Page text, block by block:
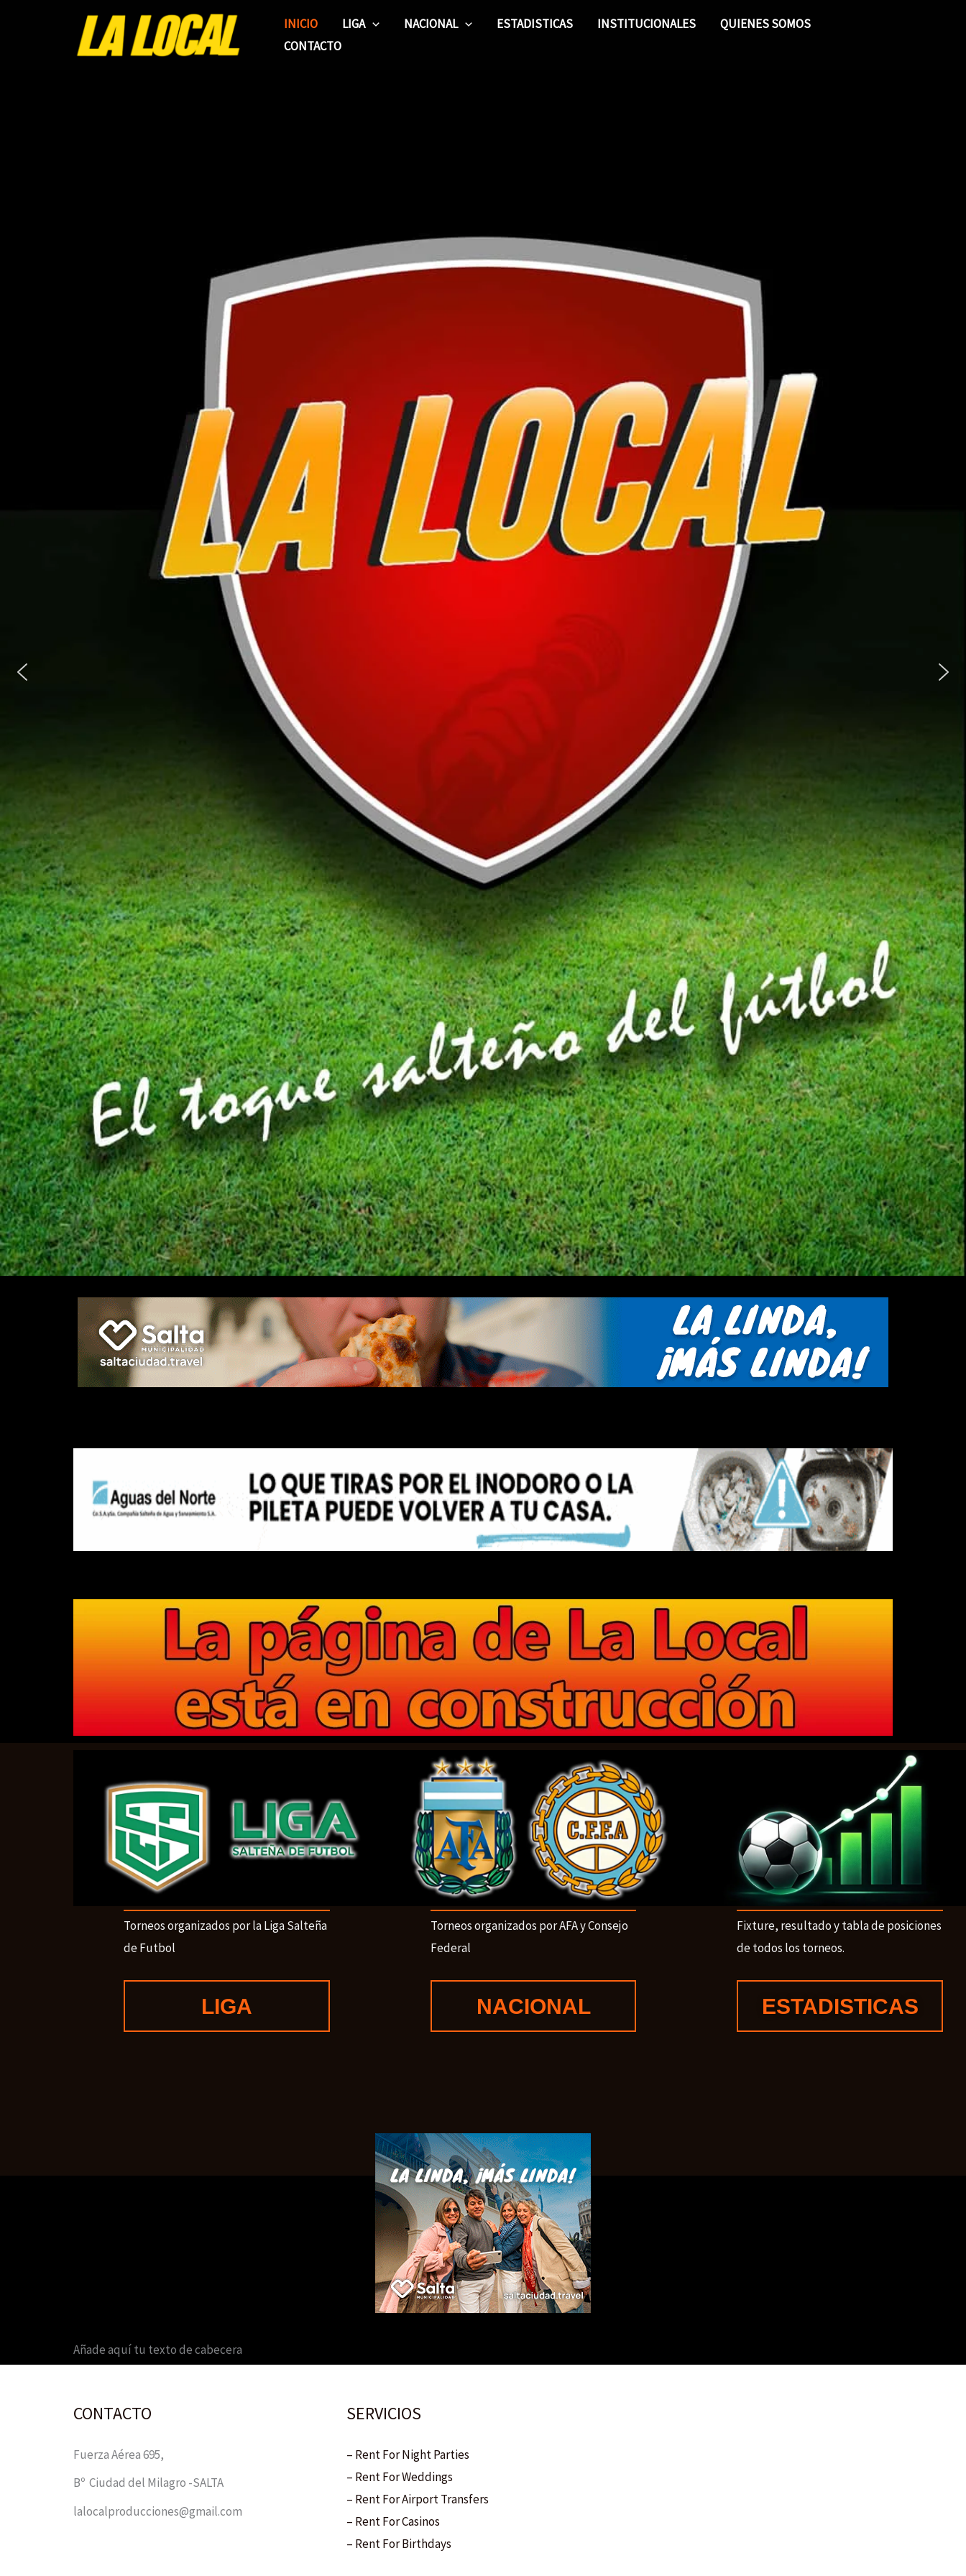
INICIO LIGA NACIONAL ESTADISTICAS INSTITUCIONALES
QUIENES SOMOS
CONTACTO
Torneos organizados por la Liga Salteña
de Futbol
LIGA
Torneos organizados por AFA y Consejo
Federal
NACIONAL
Fixture, resultado y tabla de posiciones
de todos los torneos.
ESTADISTICAS
Añade aquí tu texto de cabecera
CONTACTO
Fuerza Aérea 695,
Bº Ciudad del Milagro -SALTA
lalocalproducciones@gmail.com
SERVICIOS
– Rent For Night Parties
– Rent For Weddings
– Rent For Airport Transfers
– Rent For Casinos
– Rent For Birthdays